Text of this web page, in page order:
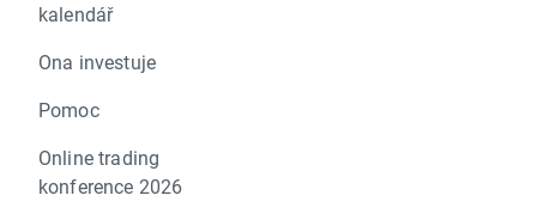
kalendář
Ona investuje
Pomoc
Online trading
konference 2026